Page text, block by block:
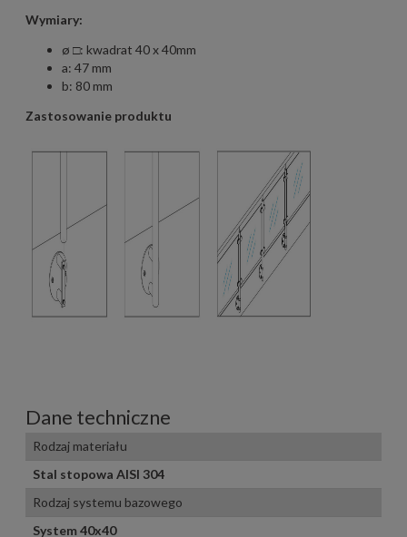
Wymiary:
ø □: kwadrat 40 x 40mm
a: 47 mm
b: 80 mm
Zastosowanie produktu
Dane techniczne
Rodzaj materiału
Stal stopowa AISI 304
Rodzaj systemu bazowego
System 40x40